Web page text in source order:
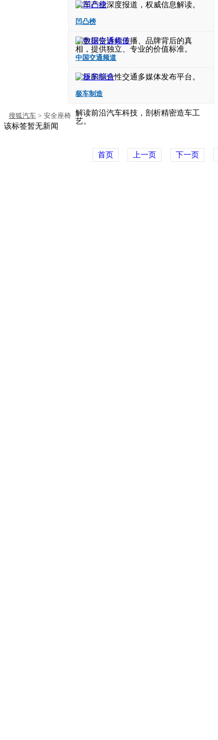
汽车产业深度报道，权威信息解读。
凹凸榜
用数据告诉你传播、品牌背后的真
相，提供独立、专业的价值标准。
中国交通频道
广泛的综合性交通多媒体发布平台。
极车制造
解读前沿汽车科技，剖析精密造车工
艺。
搜狐汽车 > 安全座椅
该标签暂无新闻
首页 上一页 下一页